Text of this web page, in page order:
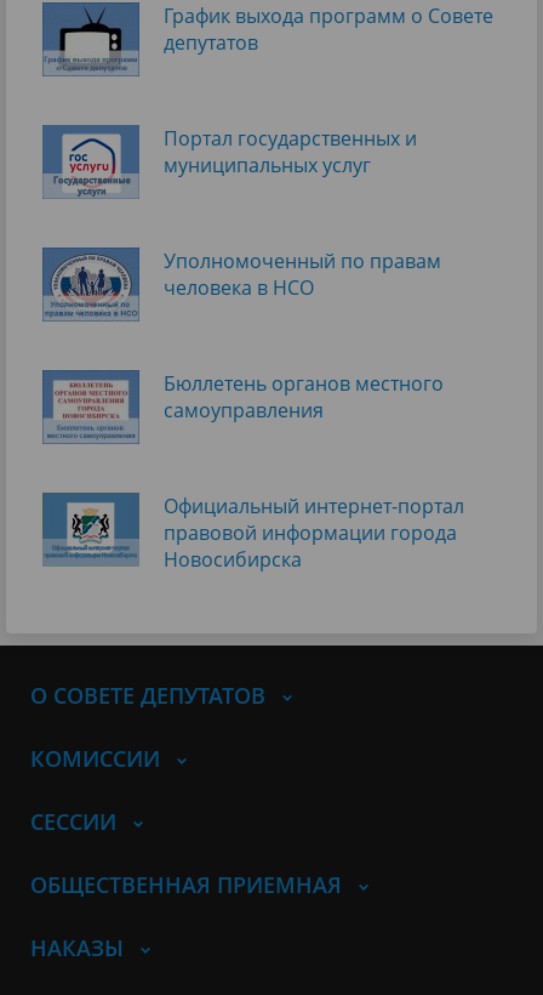
График выхода программ о Cовете
депутатов
Портал государственных и
муниципальных услуг
Уполномоченный по правам
человека в НСО
Бюллетень органов местного
самоуправления
Официальный интернет-портал
правовой информации города
Новосибирска
О СОВЕТЕ ДЕПУТАТОВ
КОМИССИИ
СЕССИИ
ОБЩЕСТВЕННАЯ ПРИЕМНАЯ
НАКАЗЫ